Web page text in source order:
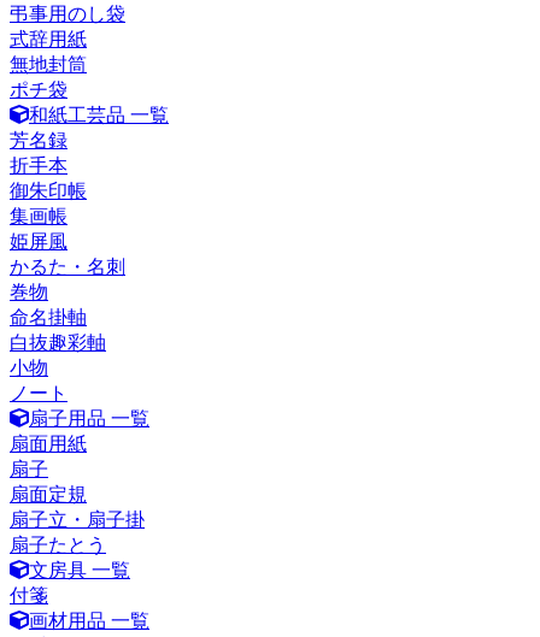
弔事用のし袋
式辞用紙
無地封筒
ポチ袋
和紙工芸品 一覧
芳名録
折手本
御朱印帳
集画帳
姫屏風
かるた・名刺
巻物
命名掛軸
白抜趣彩軸
小物
ノート
扇子用品 一覧
扇面用紙
扇子
扇面定規
扇子立・扇子掛
扇子たとう
文房具 一覧
付箋
画材用品 一覧